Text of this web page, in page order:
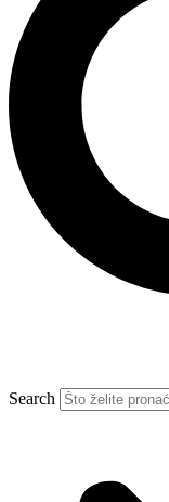
Search